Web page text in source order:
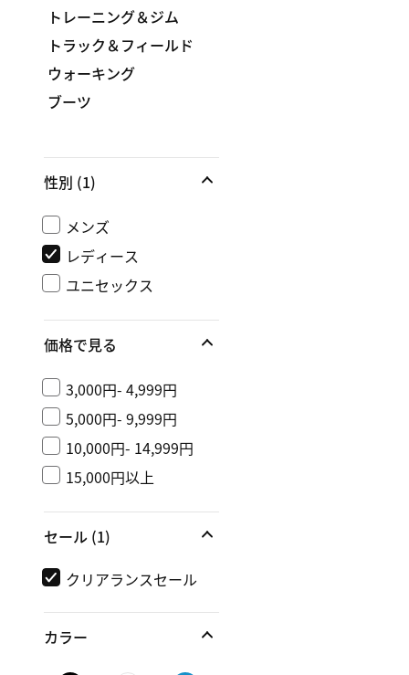
トレーニング＆ジム
トラック＆フィールド
ウォーキング
ブーツ
性別 (1)
メンズ
レディース
ユニセックス
価格で見る
3,000円- 4,999円
5,000円- 9,999円
10,000円- 14,999円
15,000円以上
セール (1)
クリアランスセール
カラー